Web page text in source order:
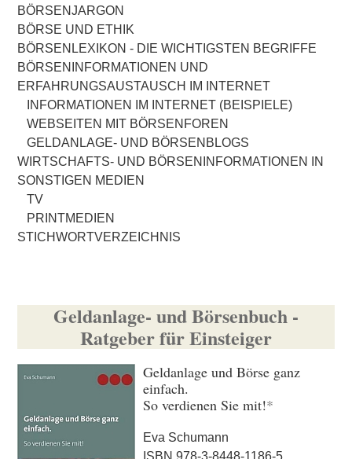
BÖRSENJARGON
BÖRSE UND ETHIK
BÖRSENLEXIKON - DIE WICHTIGSTEN BEGRIFFE
BÖRSENINFORMATIONEN UND
ERFAHRUNGSAUSTAUSCH IM INTERNET
INFORMATIONEN IM INTERNET (BEISPIELE)
WEBSEITEN MIT BÖRSENFOREN
GELDANLAGE- UND BÖRSENBLOGS
WIRTSCHAFTS- UND BÖRSENINFORMATIONEN IN
SONSTIGEN MEDIEN
TV
PRINTMEDIEN
STICHWORTVERZEICHNIS
Geldanlage- und Börsenbuch -
Ratgeber für Einsteiger
Geldanlage und Börse ganz
einfach.
So verdienen Sie mit!*
Eva Schumann
ISBN 978-3-8448-1186-5